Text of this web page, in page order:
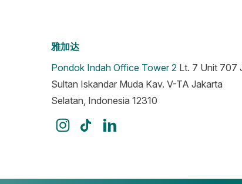
雅加达
Pondok Indah Office Tower 2 Lt. 7 Unit 707
Sultan Iskandar Muda Kav. V-TA Jakarta
Selatan, Indonesia 12310